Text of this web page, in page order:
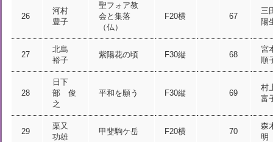
26
河村
豊子
聖フォア教
会と集落
（仏）
F20横 67
陽
27
北島
裕子
紫陽花の頃 F30縦 68
順
28
日下
部 俊
之
平和を願う F30縦 69
富
29
栗又
功雄
甲斐駒ケ岳 F20横 70
明